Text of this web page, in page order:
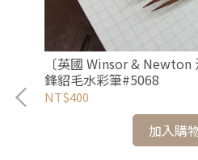
〔英國 Winsor &
鋒貂毛水彩筆#5068
NT$400
加入購